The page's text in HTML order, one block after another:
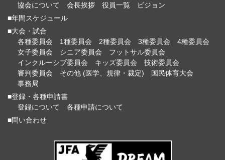
協会について
会長挨拶 役員一覧
ビジョン
■年間スケジュール
■大会・試合
各種委員会
1種委員会 2種委員会 3種委員会
4種委員会
女子委員会
シニア委員会
フットサル委員会
インクルーシブ委員会
キッズ委員会
技術委員会
審判委員会
その他 (医学、規律・裁定)
国民体育大会
事務局
■登録・各種申請書
登録について
各種申請について
■問い合わせ